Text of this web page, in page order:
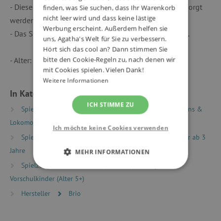
- Diese Produkte dürfen nicht mit dem Hausmüll entsorgt
werden.
- Das Spielzeug vor Feuchtigkeit und Nässe schützen.
- Alter: ab 3 Jahren
In Kategorien eingeteilt
Spielzeug nach Typ Holzeisenbahnen
Waggons &
Lokomotiven
Spielzeug nach Alter
Spiele & Spielzeug für Kinder ab 3
Jahre
Spielzeug nach Alter
Vorschulkinder (Alter 5+)
Hersteller
Brio
finden, was Sie suchen, dass Ihr Warenkorb
nicht leer wird und dass keine lästige
Werbung erscheint. Außerdem helfen sie
uns, Agatha's Welt für Sie zu verbessern.
Hört sich das cool an? Dann stimmen Sie
bitte den Cookie-Regeln zu, nach denen wir
mit Cookies spielen. Vielen Dank!
Weitere Informationen
ICH STIMME ZU
Ich möchte keine Cookies verwenden
MEHR INFORMATIONEN
UNBEDINGT ERFORDERLICH
PERFORMANCE